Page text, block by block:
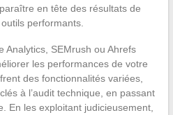
en tête des résultats de
performants.
Analytics, SEMrush ou Ahrefs
les performances de votre
des fonctionnalités variées,
à l’audit technique, en passant
En les exploitant judicieusement,